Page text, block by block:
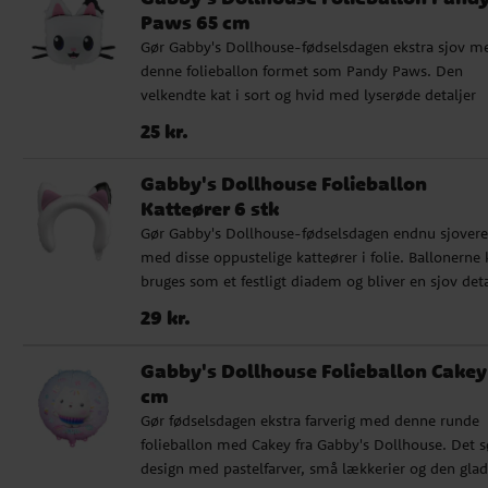
som hængende dekoration. Den selvlukkende ventil
gør den nem at fylde, og et sugerør medfølger for
oppustning. ✓ Størrelse: ca. 80 x 82 cm oppustet ✓
Kan fyldes med luft eller helium ✓ Sugerør for nem
oppustning medfølger
Paws 65 cm
Gør Gabby's Dollhouse-fødselsdagen ekstra sjov
denne folieballon formet som Pandy Paws. Den
velkendte kat i sort og hvid med lyserøde detaljer
temafester eller ved gavebordet. Ballonen kan fyldes
hvis du vil bruge den som hængende dekoration.
selvlukkende ventil gør den nem at fylde, og et
medfølger til nem oppustning. ✓ Størrelse: ca. 65 x
cm oppustet ✓ Kan fyldes med luft eller helium ✓
Sugerør til nem oppustning medfølger
Pris:25 kr.
25 kr.
Gabby's Dollhouse Folieballon
Katteører 6 stk
Gør Gabby's Dollhouse-fødselsdagen endnu sjovere
med disse oppustelige katteører i folie. Ballonerne
bruges som et festligt diadem og bliver en sjov
fotografering eller som en del af borddækningen ved
er nemme at puste op med det medfølgende
Sættet indeholder 6 balloner, perfekt til små gæster
som gerne vil klæde sig ud i Gabby's Dollhouse-
✓ Størrelse: ca. 21,5 x 21 cm oppustede ✓ 6
inkluderet ✓ Sugerør til nem oppustning inkluderet
Pris :29 kr.
29 kr.
Gabby's Dollhouse Folieballon Cakey
cm
Gør fødselsdagen ekstra farverig med denne runde
folieballon med Cakey fra Gabby's Dollhouse. Det
design med pastelfarver, små lækkerier og den